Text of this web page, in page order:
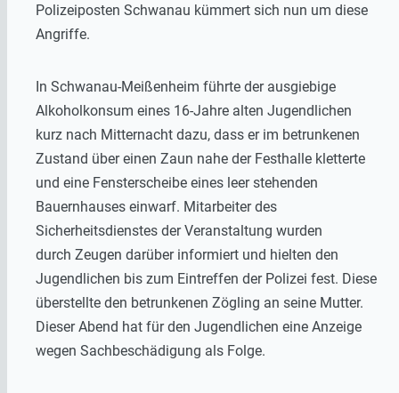
Polizeiposten Schwanau kümmert sich nun um diese
Angriffe.
In Schwanau-Meißenheim führte der ausgiebige
Alkoholkonsum eines 16-Jahre alten Jugendlichen
kurz nach Mitternacht dazu, dass er im betrunkenen
Zustand über einen Zaun nahe der Festhalle kletterte
und eine Fensterscheibe eines leer stehenden
Bauernhauses einwarf. Mitarbeiter des
Sicherheitsdienstes der Veranstaltung wurden
durch Zeugen darüber informiert und hielten den
Jugendlichen bis zum Eintreffen der Polizei fest. Diese
überstellte den betrunkenen Zögling an seine Mutter.
Dieser Abend hat für den Jugendlichen eine Anzeige
wegen Sachbeschädigung als Folge.